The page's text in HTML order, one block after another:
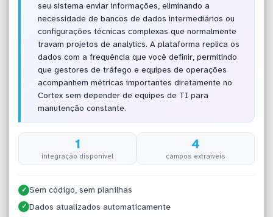
seu sistema enviar informações, eliminando a
necessidade de bancos de dados intermediários ou
configurações técnicas complexas que normalmente
travam projetos de analytics. A plataforma replica os
dados com a frequência que você definir, permitindo
que gestores de tráfego e equipes de operações
acompanhem métricas importantes diretamente no
Cortex sem depender de equipes de TI para
manutenção constante.
1
integração disponível
4
campos extraíveis
✓ Sem código, sem planilhas
✓ Dados atualizados automaticamente